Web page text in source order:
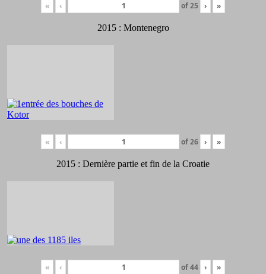
« ‹ of25 › »
2015 : Montenegro
« ‹ of26 › »
2015 : Dernière partie et fin de la Croatie
« ‹ of44 › »